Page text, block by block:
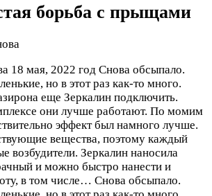
борьба с прыщами
18 мая, 2022 год Снова обсыпало.
но в этот раз как-то много.
еще Зеркалин подключить.
они лучше работают. По момим
эффект был намного лучше.
вещества, поэтому каждый
возбудители. Зеркалин наносила
и можно быстро нанести и
в том числе… Снова обсыпало.